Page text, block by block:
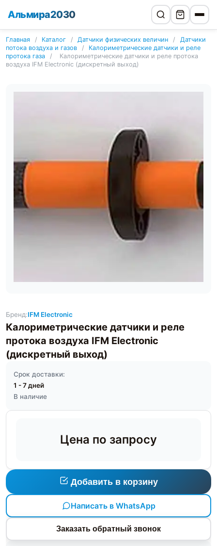
Альмира2030
Главная / Каталог / Датчики физических величин /
Датчики
потока воздуха и газов
/
Калориметрические датчики и реле
протока газа
/
Калориметрические датчики и реле протока
воздуха IFM Electronic (дискретный выход)
Бренд:IFM Electronic
Калориметрические датчики и реле
протока воздуха IFM Electronic
(дискретный выход)
Срок доставки:
1 - 7 дней
В наличие
Цена по запросу
Добавить в корзину
Написать в WhatsApp
Заказать обратный звонок